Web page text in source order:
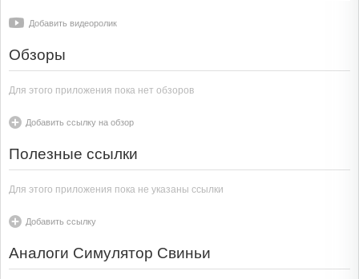
Добавить видеоролик
Обзоры
Для этого приложения пока нет обзоров
Добавить ссылку на обзор
Полезные ссылки
Для этого приложения пока не указаны ссылки
Добавить ссылку
Аналоги Симулятор Свиньи